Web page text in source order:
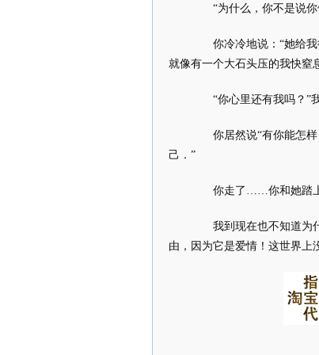
“为什么，你不是说你
你冷冷地说：“她给我
就像有一个大石头压的我快窒
“你心里还有我吗？”我
你居然说“有你能怎样
己．”
你走了……你和她踏上
我到现在也不知道为什
由，因为它是爱情！这世界上